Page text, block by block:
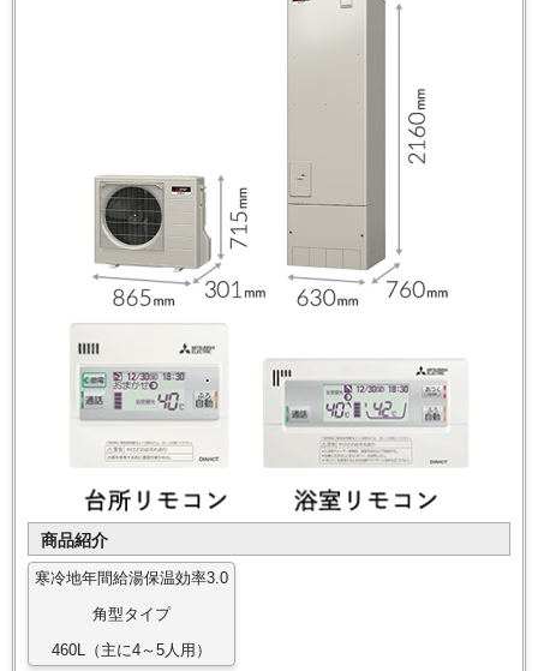
商品紹介
寒冷地年間給湯保温効率3.0
角型タイプ
460L（主に4～5人用）